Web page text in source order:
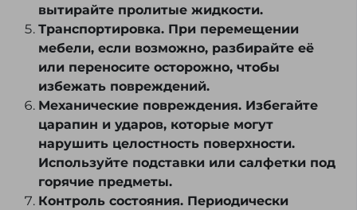
вытирайте пролитые жидкости.
Транспортировка. При перемещении
мебели, если возможно, разбирайте её
или переносите осторожно, чтобы
избежать повреждений.
Механические повреждения. Избегайте
царапин и ударов, которые могут
нарушить целостность поверхности.
Используйте подставки или салфетки под
горячие предметы.
Контроль состояния. Периодически